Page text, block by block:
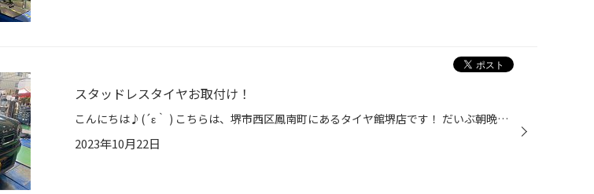
スタッドレスタイヤお取付け！
こんにちは♪(´ε｀ ) こちらは、堺市西区鳳南町にあるタイヤ館堺店です！ だいぶ朝晩も冷え込んできましたねー 本日ご来店いただきました☆ 可愛いデニムブルーのハスラーさんです！ スタッドレスホイールセットをご購入いただきました♪(´ε｀ ) タイヤは、ブリヂストン ブリザックVRX3 165/65R14 ホイ...
2023年10月22日